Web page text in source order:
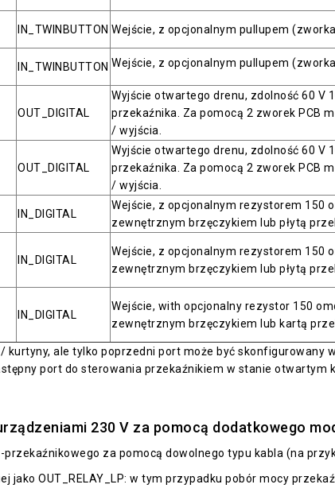
IN_TWINBUTTON Wejście, z opcjonalnym pullupem
IN_TWINBUTTON Wejście, z opcjonalnym pullupem
OUT_DIGITAL
Wyjście otwartego drenu, zdolność 60 V
przekaźnika. Za pomocą 2 zworek PCB
/ wyjścia.
OUT_DIGITAL
Wyjście otwartego drenu, zdolność 60 V
przekaźnika. Za pomocą 2 zworek PCB
/ wyjścia.
IN_DIGITAL
Wejście, z opcjonalnym rezystorem 150
zewnętrznym brzęczykiem lub płytą
IN_DIGITAL
Wejście, z opcjonalnym rezystorem 150
zewnętrznym brzęczykiem lub płytą
IN_DIGITAL
Wejście, with opcjonalny rezystor 150
zewnętrznym brzęczykiem lub kartą
ale tylko poprzedni port może być skonfigurowany
port do sterowania przekaźnikiem w stanie otwartym
230 V za pomocą dodatkowego
za pomocą dowolnego typu kabla (na
jako OUT_RELAY_LP: w tym przypadku pobór mocy